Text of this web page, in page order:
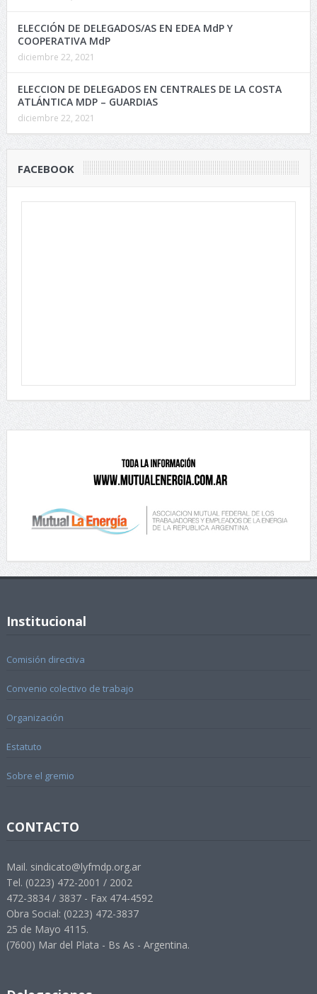
ELECCIÓN DE DELEGADOS/AS EN EDEA MdP Y
COOPERATIVA MdP
diciembre 22, 2021
ELECCION DE DELEGADOS EN CENTRALES DE LA COSTA
ATLÁNTICA MDP – GUARDIAS
diciembre 22, 2021
FACEBOOK
Institucional
Comisión directiva
Convenio colectivo de trabajo
Organización
Estatuto
Sobre el gremio
CONTACTO
Mail. sindicato@lyfmdp.org.ar
Tel. (0223) 472-2001 / 2002
472-3834 / 3837 - Fax 474-4592
Obra Social: (0223) 472-3837
25 de Mayo 4115.
(7600) Mar del Plata - Bs As - Argentina.